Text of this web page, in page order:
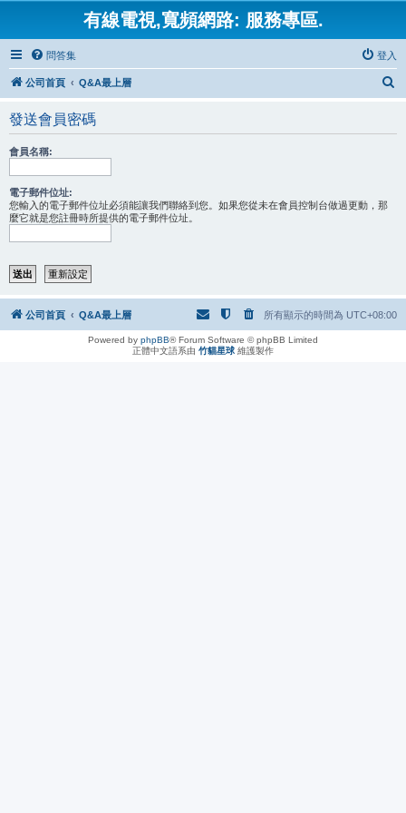
有線電視,寬頻網路: 服務專區.
問答集 登入
公司首頁 Q&A最上層
發送會員密碼
會員名稱:
電子郵件位址:
您輸入的電子郵件位址必須能讓我們聯絡到您。如果您從未在會員控制台做過更動，那
麼它就是您註冊時所提供的電子郵件位址。
公司首頁 Q&A最上層 所有顯示的時間為 UTC+08:00
Powered by phpBB® Forum Software © phpBB Limited
正體中文語系由 竹貓星球 維護製作